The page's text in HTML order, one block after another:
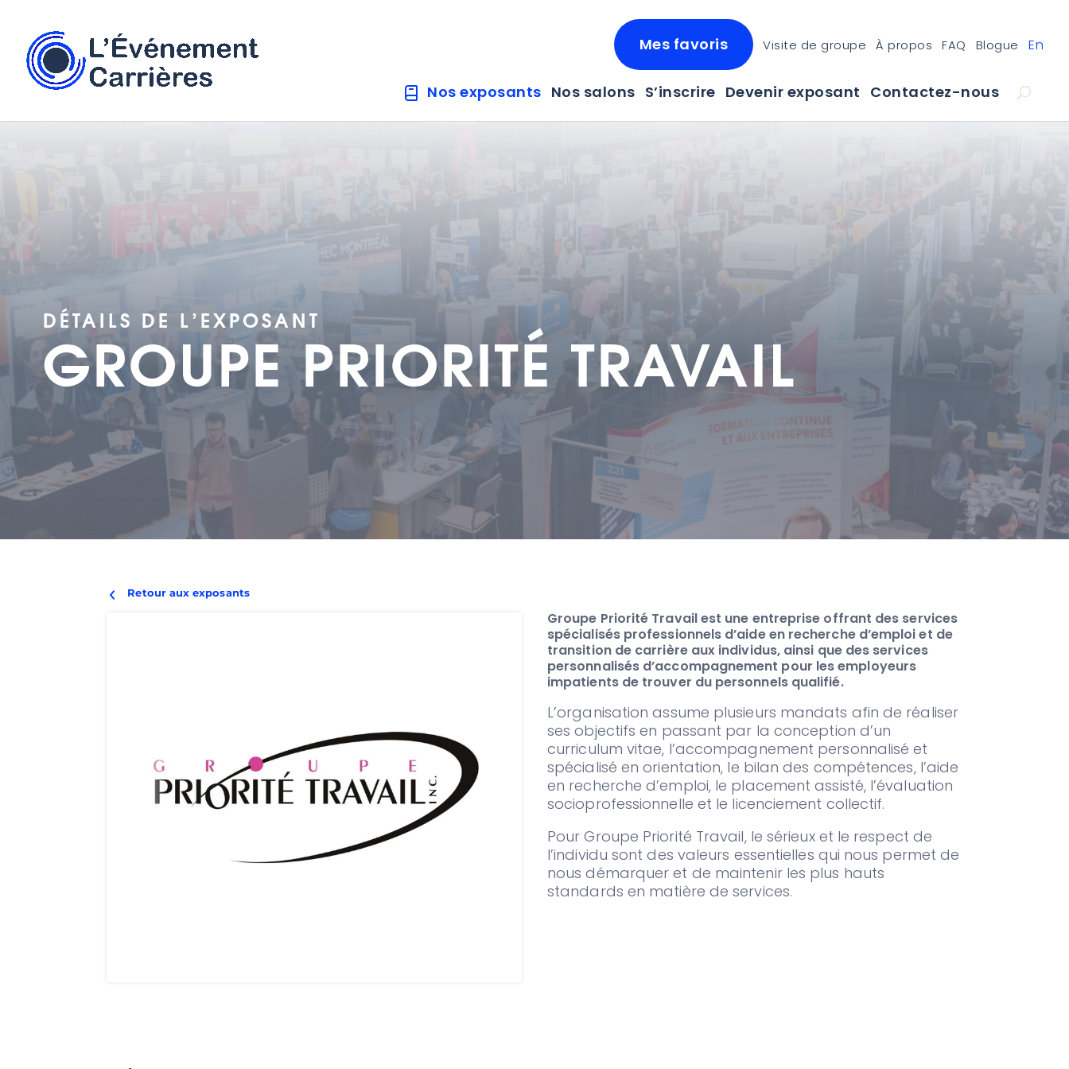
Mes favoris Visite de groupe À propos FAQ Blogue En
Nos exposants Nos salons S’inscrire Devenir exposant Contactez-nous
DÉTAILS DE L'EXPOSANT
GROUPE PRIORITÉ TRAVAIL
Retour aux exposants
Groupe Priorité Travail est une entreprise offrant des services
spécialisés professionnels d’aide en recherche d’emploi et de
transition de carrière aux individus, ainsi que des services
personnalisés d’accompagnement pour les employeurs
impatients de trouver du personnels qualifié.
L’organisation assume plusieurs mandats afin de réaliser
ses objectifs en passant par la conception d’un
curriculum vitae, l’accompagnement personnalisé et
spécialisé en orientation, le bilan des compétences, l’aide
en recherche d’emploi, le placement assisté, l’évaluation
socioprofessionnelle et le licenciement collectif.
Pour Groupe Priorité Travail, le sérieux et le respect de
l’individu sont des valeurs essentielles qui nous permet de
nous démarquer et de maintenir les plus hauts
standards en matière de services.